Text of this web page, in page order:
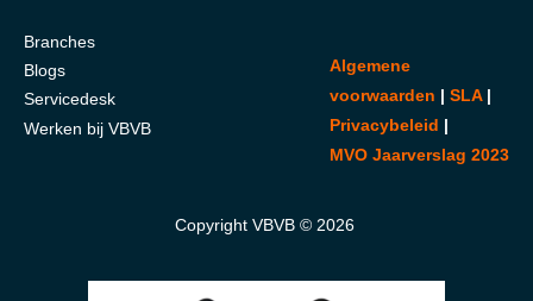
Branches
Blogs
Servicedesk
Werken bij VBVB
Algemene
voorwaarden | SLA |
Privacybeleid |
MVO Jaarverslag 2023
Copyright VBVB © 2026